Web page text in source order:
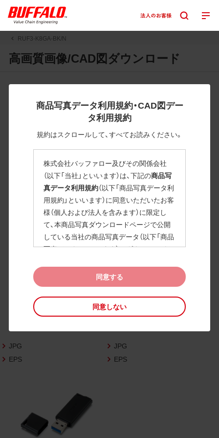
RUF3-K8GA-BK/N
高画質画像/CAD図ダウンロード
商品写真データ利用規約・CAD図デー
タ利用規約
規約はスクロールして、すべてお読みください。
株式会社バッファロー及びその関係会社
（以下「当社」といいます）は、下記の商品写
真データ利用規約（以下「商品写真データ利
用規約」といいます）に同意いただいたお客
様（個人および法人を含みます）に限定し
て、本商品写真ダウンロードページで公開
している当社の商品写真データ（以下「商品
写真データ」といいます）のダウンロードお
また、当社は、下記のCAD図データ利用規約
（以下「CAD図データ利用規約」といいます）
に同意いただいたお客様に限定して、本CA
D図ダウンロードページで公開している当
いいます）の利用を許諾いたします。
お客様が「同意する」ボタンをクリックされ
た場合、商品写真データ利用規約及びCAD
なお、商品写真データ利用規約及びCAD図
データ利用規約の記載事項は予告なく変更
されることがあります。各データをダウン
ロードする際には最新の規約をご確認くだ
同意する
同意しない
すと圧縮ファイルのダウンロードが始まります。
JPEG・EPSファイルにはパスが設定されています。画像編集
の際に便利です。PNG画像は原則として背景を透過したもの
を提供しています。
掲載データ「JPEG、PNG : 低解像度(RGBカラー)」 「EPS : 高
解像度(CMYKカラー)」
RUF3-K8GA-BK/N
高画質画像
JPG
EPS
JPG
EPS